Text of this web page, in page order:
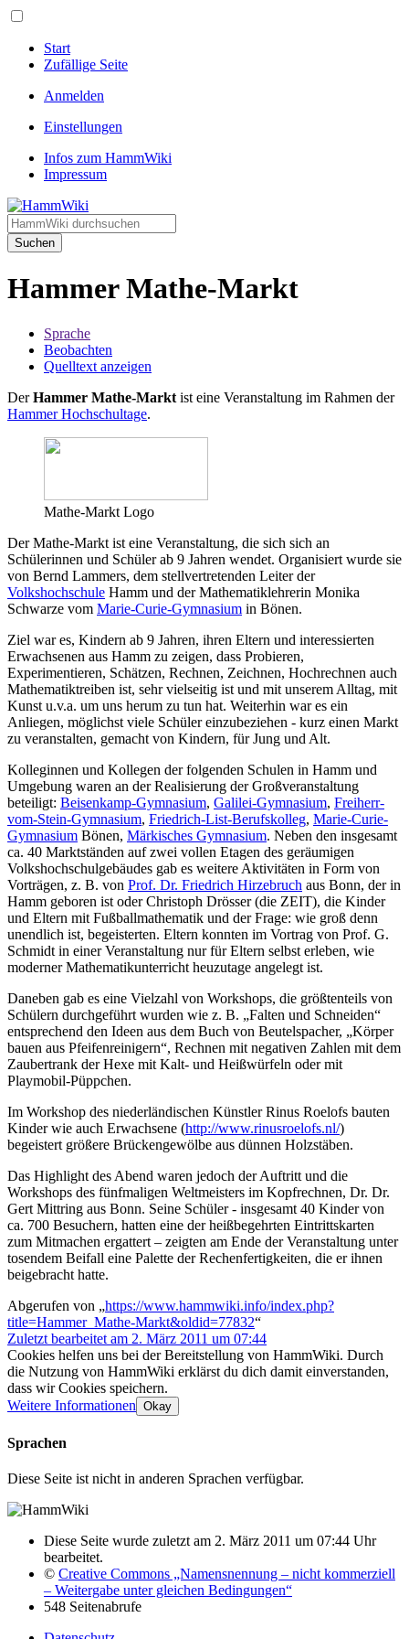
Start
Zufällige Seite
Anmelden
Einstellungen
Infos zum HammWiki
Impressum
Suchen
Hammer Mathe-Markt
Sprache
Beobachten
Quelltext anzeigen
DerHammer Mathe-Markt ist eine Veranstaltung im Rahmen der
Hammer Hochschultage.
Mathe-Markt Logo
Der Mathe-Markt ist eine Veranstaltung, die sich sich an
Schülerinnen und Schüler ab 9 Jahren wendet. Organisiert wurde sie
von Bernd Lammers, dem stellvertretenden Leiter der
Volkshochschule Hamm und der Mathematiklehrerin Monika
Schwarze vom Marie-Curie-Gymnasium in Bönen.
Ziel war es, Kindern ab 9 Jahren, ihren Eltern und interessierten
Erwachsenen aus Hamm zu zeigen, dass Probieren,
Experimentieren, Schätzen, Rechnen, Zeichnen, Hochrechnen auch
Mathematiktreiben ist, sehr vielseitig ist und mit unserem Alltag, mit
Kunst u.v.a. um uns herum zu tun hat. Weiterhin war es ein
Anliegen, möglichst viele Schüler einzubeziehen - kurz einen Markt
zu veranstalten, gemacht von Kindern, für Jung und Alt.
Kolleginnen und Kollegen der folgenden Schulen in Hamm und
Umgebung waren an der Realisierung der Großveranstaltung
beteiligt: Beisenkamp-Gymnasium, Galilei-Gymnasium, Freiherr-
vom-Stein-Gymnasium, Friedrich-List-Berufskolleg, Marie-Curie-
Gymnasium Bönen, Märkisches Gymnasium. Neben den insgesamt
ca. 40 Marktständen auf zwei vollen Etagen des geräumigen
Volkshochschulgebäudes gab es weitere Aktivitäten in Form von
Vorträgen, z. B. von Prof. Dr. Friedrich Hirzebruch aus Bonn, der in
Hamm geboren ist oder Christoph Drösser (die ZEIT), die Kinder
und Eltern mit Fußballmathematik und der Frage: wie groß denn
unendlich ist, begeisterten. Eltern konnten im Vortrag von Prof. G.
Schmidt in einer Veranstaltung nur für Eltern selbst erleben, wie
moderner Mathematikunterricht heuzutage angelegt ist.
Daneben gab es eine Vielzahl von Workshops, die größtenteils von
Schülern durchgeführt wurden wie z. B. „Falten und Schneiden“
entsprechend den Ideen aus dem Buch von Beutelspacher, „Körper
bauen aus Pfeifenreinigern“, Rechnen mit negativen Zahlen mit dem
Zaubertrank der Hexe mit Kalt- und Heißwürfeln oder mit
Playmobil-Püppchen.
Im Workshop des niederländischen Künstler Rinus Roelofs bauten
Kinder wie auch Erwachsene (http://www.rinusroelofs.nl/)
begeistert größere Brückengewölbe aus dünnen Holzstäben.
Das Highlight des Abend waren jedoch der Auftritt und die
Workshops des fünfmaligen Weltmeisters im Kopfrechnen, Dr. Dr.
Gert Mittring aus Bonn. Seine Schüler - insgesamt 40 Kinder von
ca. 700 Besuchern, hatten eine der heißbegehrten Eintrittskarten
zum Mitmachen ergattert – zeigten am Ende der Veranstaltung unter
tosendem Beifall eine Palette der Rechenfertigkeiten, die er ihnen
beigebracht hatte.
Abgerufen von „https://www.hammwiki.info/index.php?
title=Hammer_Mathe-Markt&oldid=77832“
Zuletzt bearbeitet am 2. März 2011 um 07:44
Cookies helfen uns bei der Bereitstellung von HammWiki. Durch
die Nutzung von HammWiki erklärst du dich damit einverstanden,
dass wir Cookies speichern.
Weitere Informationen Okay
Sprachen
Diese Seite ist nicht in anderen Sprachen verfügbar.
Diese Seite wurde zuletzt am 2. März 2011 um 07:44 Uhr
bearbeitet.
© Creative Commons „Namensnennung – nicht kommerziell
– Weitergabe unter gleichen Bedingungen“
548 Seitenabrufe